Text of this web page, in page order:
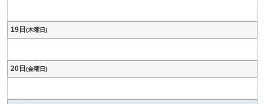
19日 (木曜日)
20日 (金曜日)